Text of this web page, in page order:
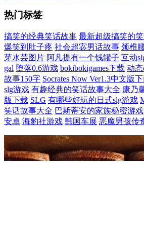
热门标签
搞笑的经典笑话故事 最新超级搞笑的
爆笑到肚子疼 社会超宓男话故事 颈椎
芽水芸图片 阿凡提有一个钱罐子 互动
gal 堕落0.6游戏 bokibokigames下载 动
故事150字 Socrates Now Ver1.3中文版
slg游戏 有趣经典的笑话故事大全 康乃
版下载 SLG 有哪些好玩的日式slg游戏
笑话故事大全 巴斯蒂安的家族秘密游戏
安卓 海豹社游戏 韩国车展 恶魔男孩传